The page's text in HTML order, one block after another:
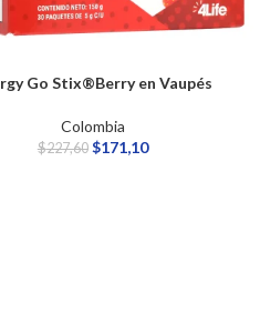
Go Stix®Berry en Vaupés
Colombia
$227,60 $171,10